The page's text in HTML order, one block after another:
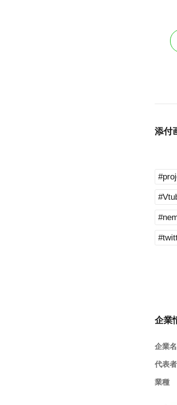
添付
企業
企業名
代表
業種